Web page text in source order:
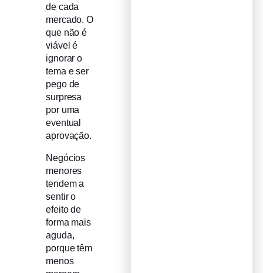
de cada
mercado. O
que não é
viável é
ignorar o
tema e ser
pego de
surpresa
por uma
eventual
aprovação.
Negócios
menores
tendem a
sentir o
efeito de
forma mais
aguda,
porque têm
menos